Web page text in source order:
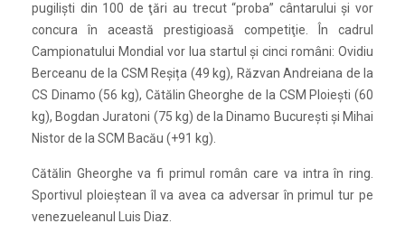
pugilişti din 100 de ţări au trecut “proba” cântarului şi vor
concura în această prestigioasă competiţie. În cadrul
Campionatului Mondial vor lua startul şi cinci români: Ovidiu
Berceanu de la CSM Reșița (49 kg), Răzvan Andreiana de la
CS Dinamo (56 kg), Cătălin Gheorghe de la CSM Ploieşti (60
kg), Bogdan Juratoni (75 kg) de la Dinamo Bucureşti și Mihai
Nistor de la SCM Bacău (+91 kg).
Cătălin Gheorghe va fi primul român care va intra în ring.
Sportivul ploieştean îl va avea ca adversar în primul tur pe
venezueleanul Luis Diaz.